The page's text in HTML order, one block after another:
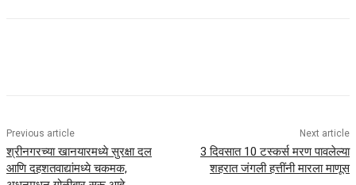
Previous article
श्रीनगरच्या खानयारमध्ये सुरक्षा दल
आणि दहशतवाद्यांमध्ये चकमक,
Next article
3 दिवसात 10 टस्कर्स मरण पावलेल्या
शहरात जंगली हत्तींनी मारला माणूस